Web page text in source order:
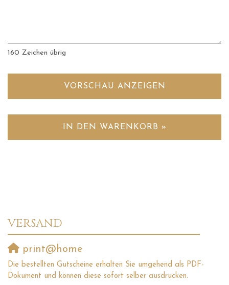
160 Zeichen übrig
VORSCHAU ANZEIGEN
IN DEN WARENKORB »
VERSAND
print@home
Die bestellten Gutscheine erhalten Sie umgehend als PDF-
Dokument und können diese sofort selber ausdrucken.